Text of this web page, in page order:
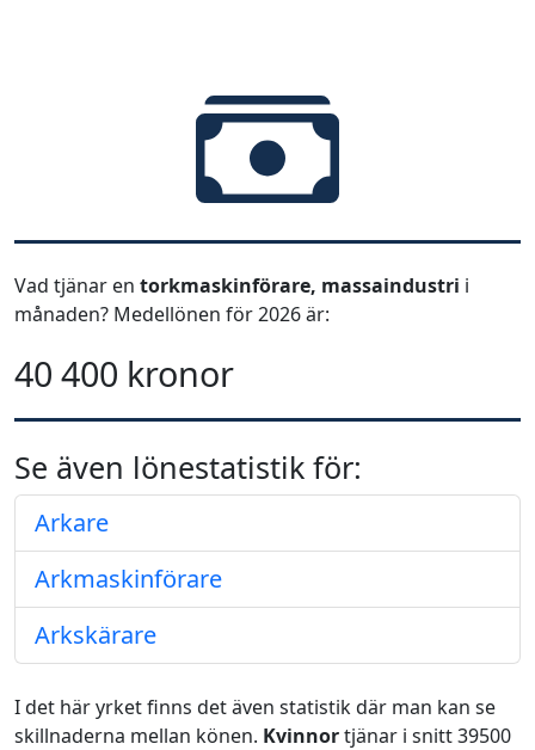
Vad tjänar en torkmaskinförare, massaindustri i
månaden? Medellönen för 2026 är:
40 400 kronor
Se även lönestatistik för:
Arkare
Arkmaskinförare
Arkskärare
I det här yrket finns det även statistik där man kan se
skillnaderna mellan könen. Kvinnortjänar i snitt 39500